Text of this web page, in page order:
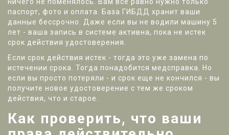
ничего не поменялось. Вам все равно нужно только
паспорт, фото и оплата. База ГИБДД хранит ваши
данные бессрочно. Даже если вы не водили машину 5
лет - ваша запись в системе активна, пока не истек
срок действия удостоверения.
Если срок действия истек - тогда это уже замена по
истечении срока. Тогда понадобится медсправка. Но
если вы просто потеряли - и срок еще не кончился - вы
получите новое удостоверение с тем же сроком
действия, что и старое.
Как проверить, что ваши